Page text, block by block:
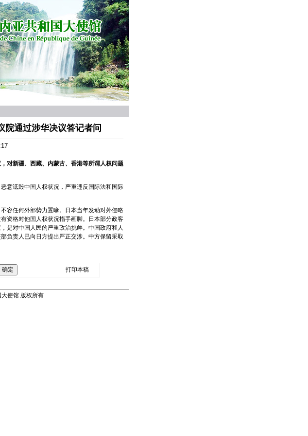
院通过涉华决议答记者问
对新疆、西藏、内蒙古、香港等所谓人权问题
意诋毁中国人权状况，严重违反国际法和国际
容任何外部势力置喙。日本当年发动对外侵略
资格对他国人权状况指手画脚。日本部分政客
是对中国人民的严重政治挑衅。中国政府和人
负责人已向日方提出严正交涉。中方保留采取
打印本稿
使馆 版权所有